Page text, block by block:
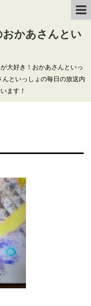
かあさんとい
大好き！おかあさんといっ
といっしょの毎日の放送内
ます！